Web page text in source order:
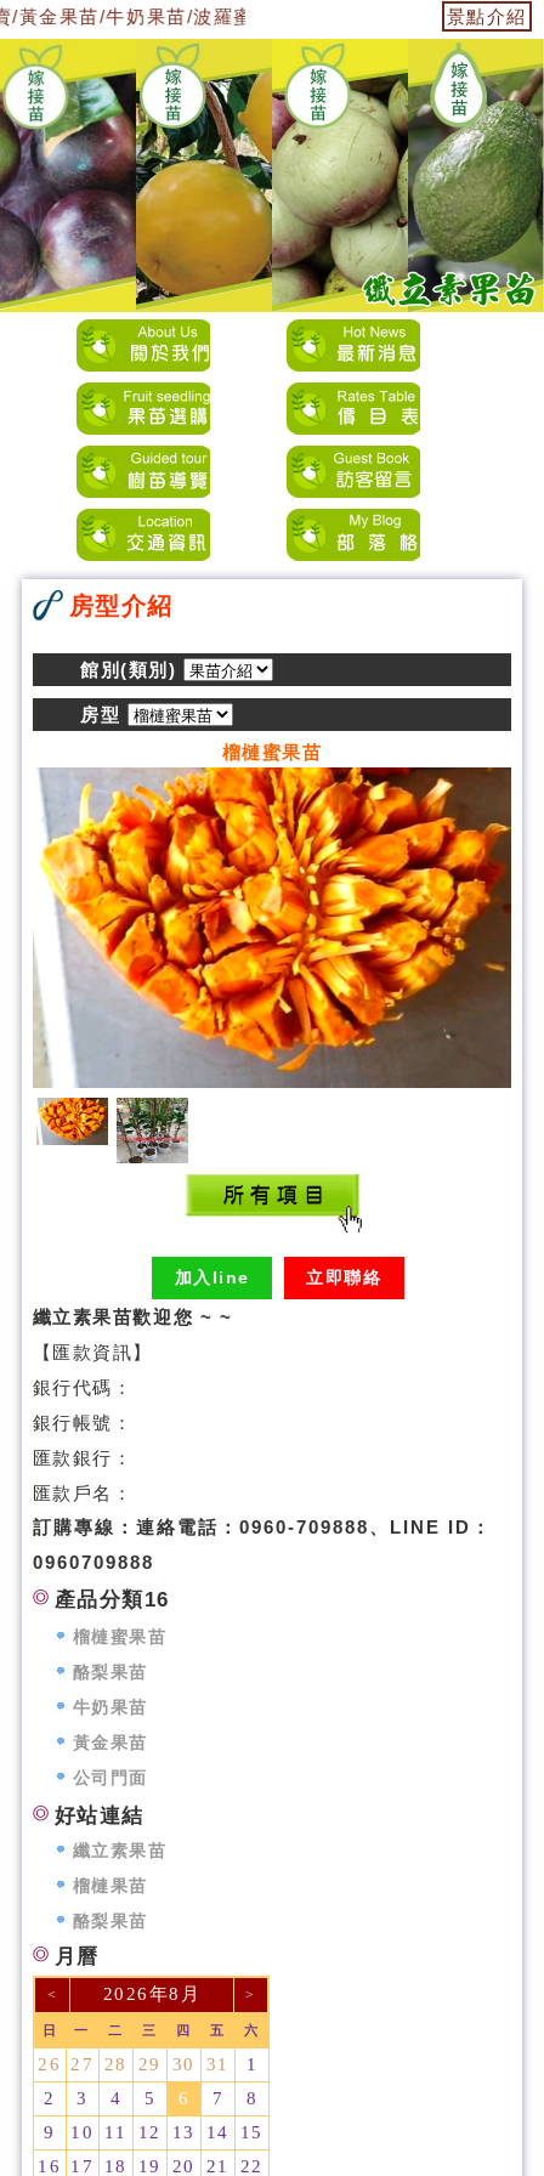
金果苗/牛奶果苗/波羅蜜果苗/榴槤密果苗/酪梨果苗/板栗
景點介紹
房型介紹
館別(類別)
房型
榴槤蜜果苗
加入line 立即聯絡
纖立素果苗歡迎您 ~ ~
【匯款資訊】
銀行代碼：
銀行帳號：
匯款銀行：
匯款戶名：
訂購專線：連絡電話：0960-709888、LINE ID：
0960709888
產品分類16
榴槤蜜果苗
酪梨果苗
牛奶果苗
黃金果苗
公司門面
好站連結
纖立素果苗
榴槤果苗
酪梨果苗
月曆
< 2026年8月 >
日 一 二 三 四 五 六
26 27 28 29 30 31
1
2
3 4 5 6 7
8
9
10 11 12 13 14
15
16
17 18 19 20 21 22